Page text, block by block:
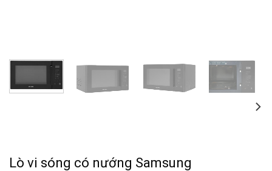
Lò vi sóng có nướng Samsung